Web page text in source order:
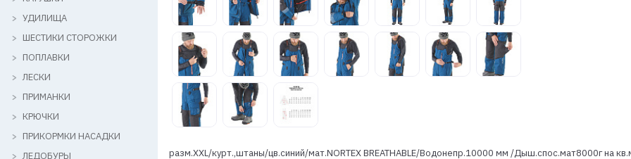
УДИЛИЩА
ШЕСТИКИ СТОРОЖКИ
ПОПЛАВКИ
ЛЕСКИ
ПРИМАНКИ
КРЮЧКИ
ПРИКОРМКИ НАСАДКИ
ЛЕДОБУРЫ
разм.XXL/курт.,штаны/цв.синий/мат.NORTEX BREATHABLE/Водонепр.10000 мм /Дыш.спос.мат8000г на